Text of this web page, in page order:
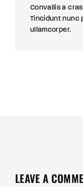
Convallis a
Tincidunt nunc
ullamcorper.
LEAVE A